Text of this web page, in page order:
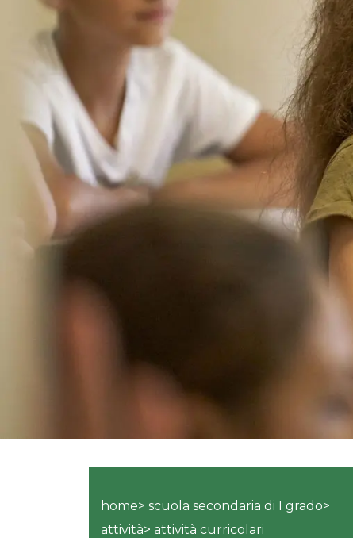
home> scuola secondaria di I grado>
attività> attività curricolari